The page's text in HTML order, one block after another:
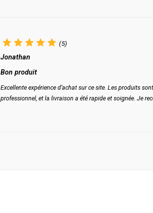
(5)
Jonathan
Bon produit
Excellente expérience d’achat sur ce site. Les produits
professionnel, et la livraison a été rapide et soignée. Je